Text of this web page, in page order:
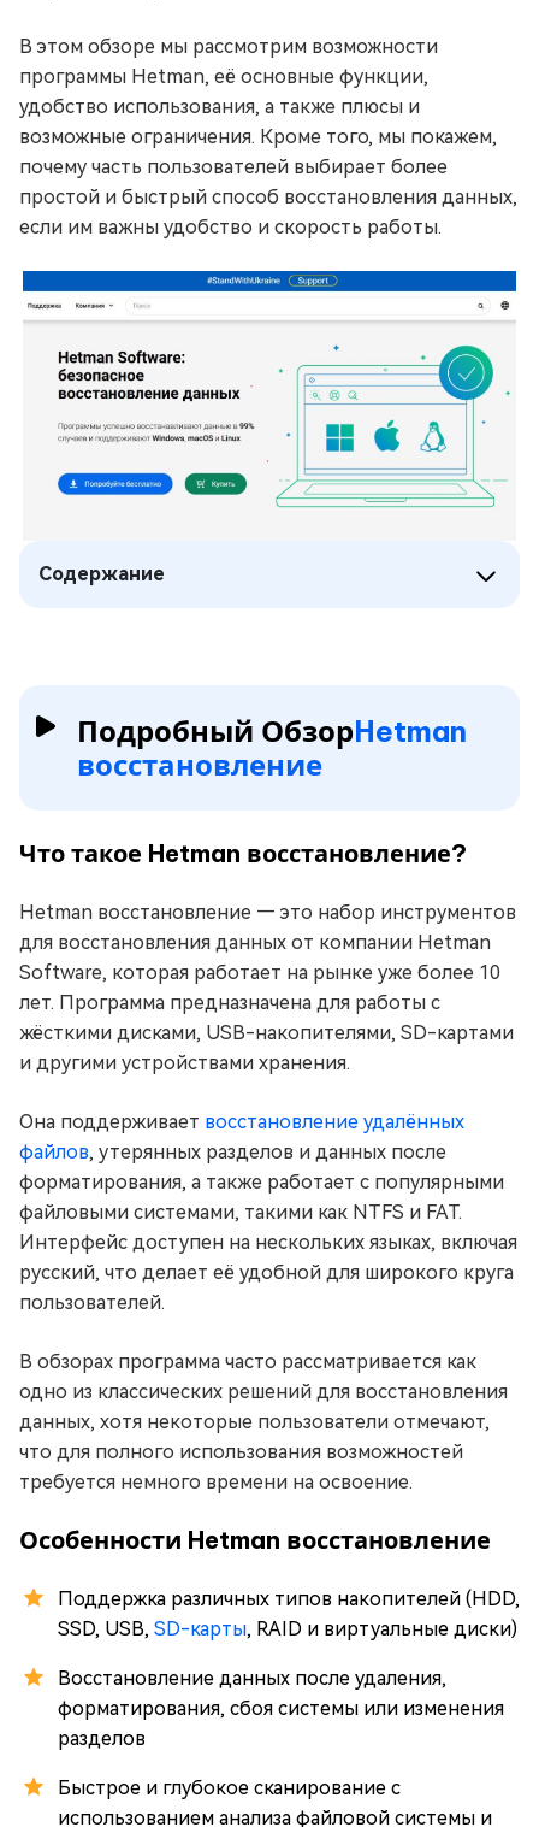
В этом обзоре мы рассмотрим возможности
программы Hetman, её основные функции,
удобство использования, а также плюсы и
возможные ограничения. Кроме того, мы покажем,
почему часть пользователей выбирает более
простой и быстрый способ восстановления данных,
если им важны удобство и скорость работы.
Содержание
Подробный ОбзорHetman
восстановление
Что такое Hetman восстановление?
Hetman восстановление — это набор инструментов
для восстановления данных от компании Hetman
Software, которая работает на рынке уже более 10
лет. Программа предназначена для работы с
жёсткими дисками, USB-накопителями, SD-картами
и другими устройствами хранения.
Она поддерживает восстановление удалённых
файлов, утерянных разделов и данных после
форматирования, а также работает с популярными
файловыми системами, такими как NTFS и FAT.
Интерфейс доступен на нескольких языках, включая
русский, что делает её удобной для широкого круга
пользователей.
В обзорах программа часто рассматривается как
одно из классических решений для восстановления
данных, хотя некоторые пользователи отмечают,
что для полного использования возможностей
требуется немного времени на освоение.
Особенности Hetman восстановление
Поддержка различных типов накопителей (HDD,
SSD, USB, SD-карты, RAID и виртуальные диски)
Восстановление данных после удаления,
форматирования, сбоя системы или изменения
разделов
Быстрое и глубокое сканирование с
использованием анализа файловой системы и